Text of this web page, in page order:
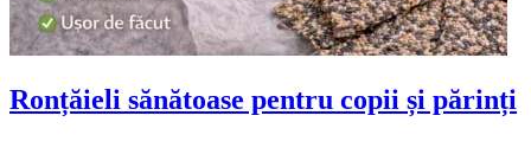
Ronțăieli sănătoase pentru copii și părinți